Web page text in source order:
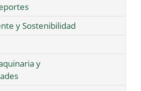
y Sostenibilidad
y